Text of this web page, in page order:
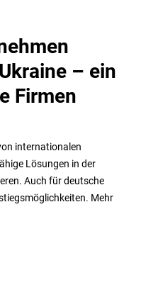
– ein
Firmen
internationalen
Lösungen in der
Auch für deutsche
Mehr